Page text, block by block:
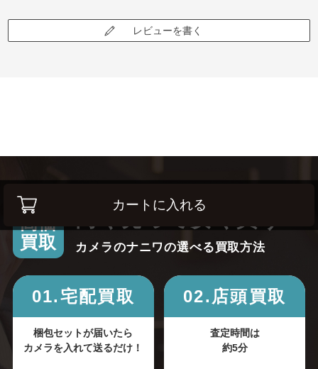
カートに入れる
レビューを書く
高価
買取
高く売って安く買う！
カメラのナニワの選べる買取方法
01.宅配買取
梱包セットが届いたら
カメラを入れて送るだけ！
02.店頭買取
査定時間は
約5分